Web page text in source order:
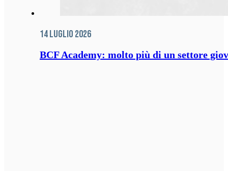
14 Luglio 2026
BCF Academy: molto più di un settore